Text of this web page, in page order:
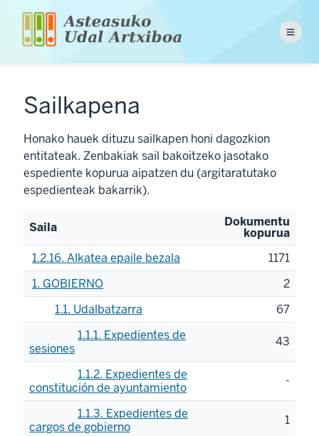
contenido
Menu
Sailkapena
Honako hauek dituzu sailkapen honi dagozkion
entitateak. Zenbakiak sail bakoitzeko jasotako
espediente kopurua aipatzen du (argitaratutako
espedienteak bakarrik).
Saila Dokumentu
kopurua
1.2.16. Alkatea epaile bezala
1171
1. GOBIERNO
2
1.1. Udalbatzarra
67
1.1.1. Expedientes de
sesiones
43
1.1.2. Expedientes de
constitución de ayuntamiento
-
1.1.3. Expedientes de
cargos de gobierno
1